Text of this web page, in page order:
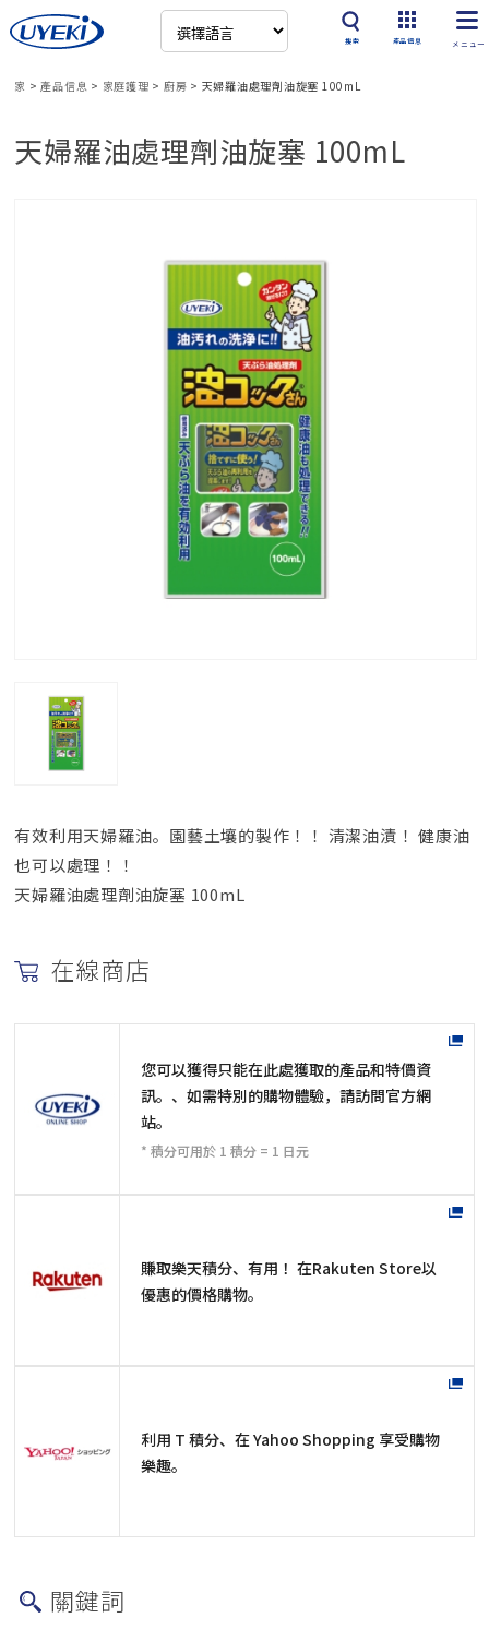
搜索 產品信息
家 >產品信息 > 家庭護理 > 廚房 > 天婦羅油處理劑油旋塞 100mL
天婦羅油處理劑油旋塞 100mL
有效利用天婦羅油。園藝土壤的製作！！ 清潔油漬！ 健康油
也可以處理！！
天婦羅油處理劑油旋塞 100mL
在線商店
您可以獲得只能在此處獲取的產品和特價資
訊。、如需特別的購物體驗，請訪問官方網
站。
* 積分可用於 1 積分 = 1 日元
賺取樂天積分、有用！ 在Rakuten Store以
優惠的價格購物。
利用 T 積分、在 Yahoo Shopping 享受購物
樂趣。
關鍵詞